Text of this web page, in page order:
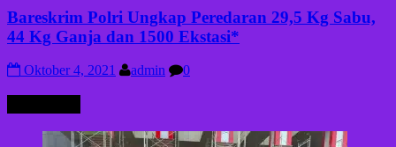
Bareskrim Polri Ungkap Peredaran 29,5 Kg Sabu,
44 Kg Ganja dan 1500 Ekstasi*
Oktober 4, 2021 admin 0